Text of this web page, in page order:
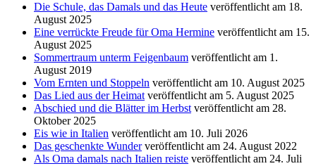
Die Schule, das Damals und das Heute veröffentlicht am 18.
August 2025
Eine verrückte Freude für Oma Hermine veröffentlicht am 15.
August 2025
Sommertraum unterm Feigenbaum veröffentlicht am 1.
August 2019
Vom Ernten und Stoppeln veröffentlicht am 10. August 2025
Das Lied aus der Heimat veröffentlicht am 5. August 2025
Abschied und die Blätter im Herbst veröffentlicht am 28.
Oktober 2025
Eis wie in Italien veröffentlicht am 10. Juli 2026
Das geschenkte Wunder veröffentlicht am 24. August 2022
Als Oma damals nach Italien reiste veröffentlicht am 24. Juli